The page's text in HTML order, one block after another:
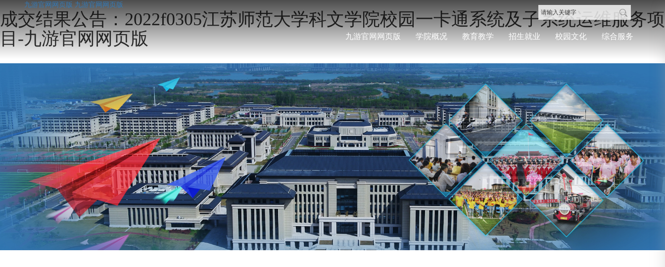
成交结果公告：2022f0305江苏师范大学科文学院校园一卡通系统及子系统运维服务项
目-九游官网网页版
九游官网网页版 九游官网网页版
九游官网网页版 学院概况 教育教学 招生就业 校园文化 综合服务